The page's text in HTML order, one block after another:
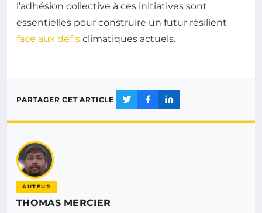
l’adhésion collective à ces initiatives sont
essentielles pour construire un futur résilient
face aux défis climatiques actuels.
PARTAGER CET ARTICLE
AUTEUR
THOMAS MERCIER